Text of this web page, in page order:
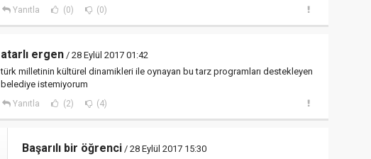
Yanıtla (0) (0)
atarlı ergen / 28 Eylül 2017 01:42
türk milletinin kültürel dinamikleri ile oynayan bu tarz programları destekleyen
belediye istemiyorum
Yanıtla (2) (4)
Başarılı bir öğrenci / 28 Eylül 2017 15:30